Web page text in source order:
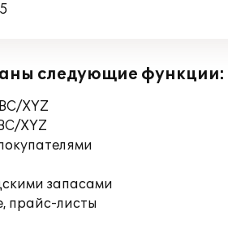
следующие функции:
XYZ
XYZ
запасами
прайс-листы